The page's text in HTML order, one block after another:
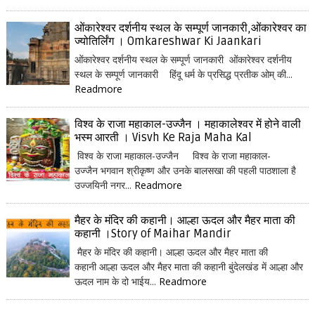
ओंकारेश्वर दर्शनीय स्थल के सम्पूर्ण जानकारी,ओंकारेश्वर का
ज्योतिर्लिंग । Omkareshwar Ki Jaankari
ओंकारेश्वर दर्शनीय स्थल के सम्पूर्ण जानकारी ओंकारेश्वर दर्शनीय
स्थल के सम्पूर्ण जानकारी हिंदू धर्म के प्रसिद्ध प्रतीक ओम् की...
Readmore
विश्व के राजा महाकाल-उज्जैन । महाकालेश्वर में होने वाली
भस्म आरती । Visvh Ke Raja Maha Kal
विश्व के राजा महाकाल-उज्जैन विश्व के राजा महाकाल-
उज्जैन भगवान श्रीकृष्ण और उनके बालसखा की पहली पाठशाला है
उज्जयिनी नगर... Readmore
मैहर के मंदिर की कहानी। आल्हा ऊदल और मैहर माता की
कहानी ।Story of Maihar Mandir
मैहर के मंदिर की कहानी। आल्हा ऊदल और मैहर माता की
कहानी आल्हा ऊदल और मैहर माता की कहानी बुंदेलखंड में आल्हा और
ऊदल नाम के दो भाईय... Readmore